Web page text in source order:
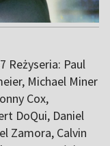
Reżyseria: Paul
Michael Miner
Cox,
DoQui, Daniel
Zamora, Calvin